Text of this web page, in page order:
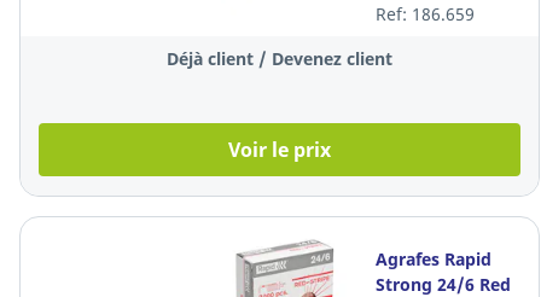
agrafes
Ref: 186.659
Déjà client / Devenez client
Voir le prix
Agrafes Rapid
Strong 24/6 Red